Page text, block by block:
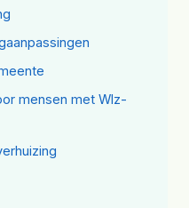
mensen met Wlz-